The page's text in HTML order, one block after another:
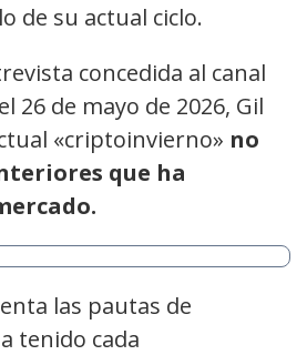
de su actual ciclo.
concedida al canal
26 de mayo de 2026, Gil
«criptoinvierno» no
que ha
las pautas de
tenido cada